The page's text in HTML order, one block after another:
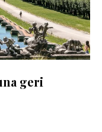
geri